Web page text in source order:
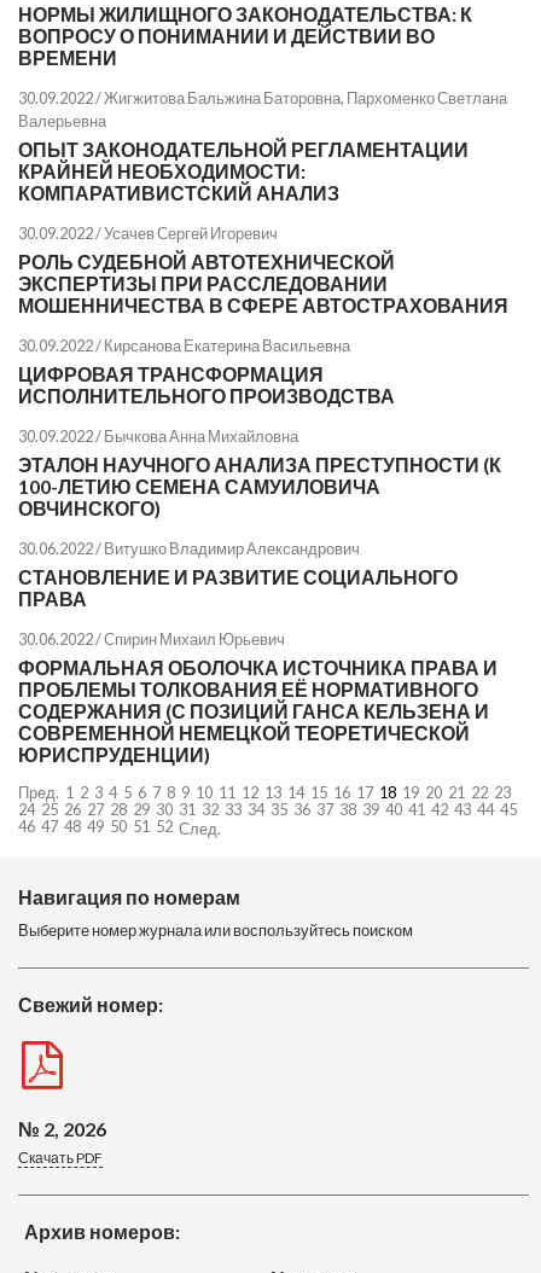
Навигация по номерам
Выберите номер журнала или воспользуйтесь поиском
Свежий номер:
№ 2, 2026
Скачать PDF
Архив номеров:
НОРМЫ ЖИЛИЩНОГО ЗАКОНОДАТЕЛЬСТВА: К
ВОПРОСУ О ПОНИМАНИИ И ДЕЙСТВИИ ВО
ВРЕМЕНИ
30.09.2022 /Жигжитова Бальжина Баторовна, Пархоменко Светлана
Валерьевна
ОПЫТ ЗАКОНОДАТЕЛЬНОЙ РЕГЛАМЕНТАЦИИ
КРАЙНЕЙ НЕОБХОДИМОСТИ:
КОМПАРАТИВИСТСКИЙ АНАЛИЗ
30.09.2022 /Усачев Сергей Игоревич
РОЛЬ СУДЕБНОЙ АВТОТЕХНИЧЕСКОЙ
ЭКСПЕРТИЗЫ ПРИ РАССЛЕДОВАНИИ
МОШЕННИЧЕСТВА В СФЕРЕ АВТОСТРАХОВАНИЯ
30.09.2022 /Кирсанова Екатерина Васильевна
ЦИФРОВАЯ ТРАНСФОРМАЦИЯ
ИСПОЛНИТЕЛЬНОГО ПРОИЗВОДСТВА
30.09.2022 /Бычкова Анна Михайловна
ЭТАЛОН НАУЧНОГО АНАЛИЗА ПРЕСТУПНОСТИ (К
100-ЛЕТИЮ СЕМЕНА САМУИЛОВИЧА
ОВЧИНСКОГО)
30.06.2022 /Витушко Владимир Александрович
СТАНОВЛЕНИЕ И РАЗВИТИЕ СОЦИАЛЬНОГО
ПРАВА
30.06.2022 /Спирин Михаил Юрьевич
ФОРМАЛЬНАЯ ОБОЛОЧКА ИСТОЧНИКА ПРАВА И
ПРОБЛЕМЫ ТОЛКОВАНИЯ ЕЁ НОРМАТИВНОГО
СОДЕРЖАНИЯ (С ПОЗИЦИЙ ГАНСА КЕЛЬЗЕНА И
СОВРЕМЕННОЙ НЕМЕЦКОЙ ТЕОРЕТИЧЕСКОЙ
ЮРИСПРУДЕНЦИИ)
Пред. 1 2 3 4 5 6 7 8 9 10 11 12 13 14 15 16 17 18 19 20 21 22 23
24 25 26 27 28 29 30 31 32 33 34 35 36 37 38 39 40 41 42 43 44 45
46 47 48 49 50 51 52 След.